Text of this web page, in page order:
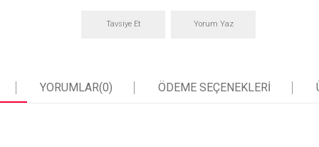
Tavsiye Et Yorum Yaz
YORUMLAR(0) ÖDEME SEÇENEKLERI